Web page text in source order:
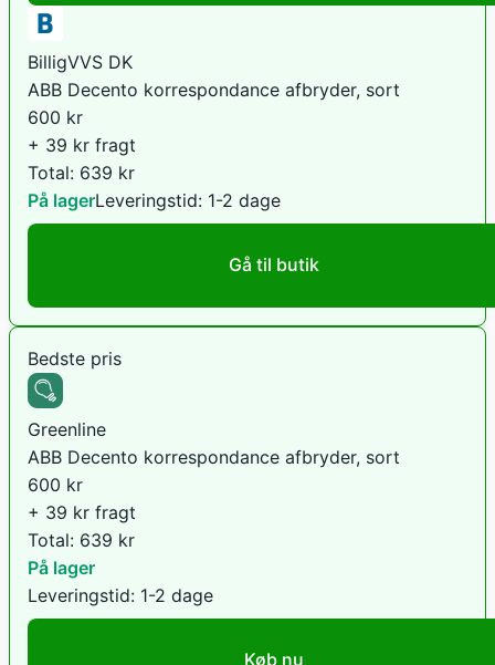
BilligVVS DK
ABB Decento korrespondance afbryder, sort
600 kr
+ 39 kr fragt
Total: 639 kr
På lagerLeveringstid: 1-2 dage
Gå til butik
Bedste pris
Greenline
ABB Decento korrespondance afbryder, sort
600 kr
+ 39 kr fragt
Total: 639 kr
På lager
Leveringstid: 1-2 dage
Køb nu